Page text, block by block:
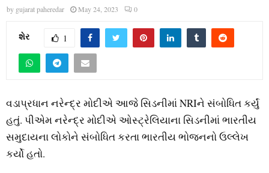
by gujarat paheredar May 24, 2023 0
શેર 1
વડાપ્રધાન નરેન્દ્ર મોદીએ આજે ​​સિડનીમાં NRIને સંબોધિત કર્યું
હતું. પીએમ નરેન્દ્ર મોદીએ ઓસ્ટ્રેલિયાના સિડનીમાં ભારતીય
સમુદાયના લોકોને સંબોધિત કરતા ભારતીય ભોજનનો ઉલ્લેખ
કર્યો હતો.